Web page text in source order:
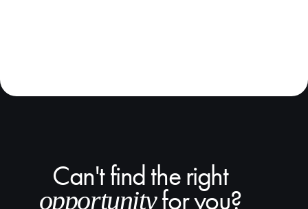
Can't find the right
opportunityfor you?